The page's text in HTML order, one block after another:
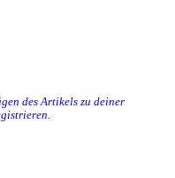
des Artikels zu deiner